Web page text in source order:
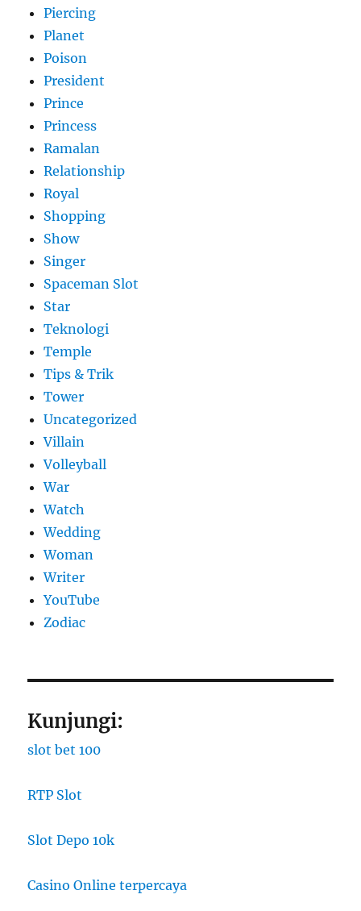
Piercing
Planet
Poison
President
Prince
Princess
Ramalan
Relationship
Royal
Shopping
Show
Singer
Spaceman Slot
Star
Teknologi
Temple
Tips & Trik
Tower
Uncategorized
Villain
Volleyball
War
Watch
Wedding
Woman
Writer
YouTube
Zodiac
Kunjungi:
slot bet 100
RTP Slot
Slot Depo 10k
Casino Online terpercaya